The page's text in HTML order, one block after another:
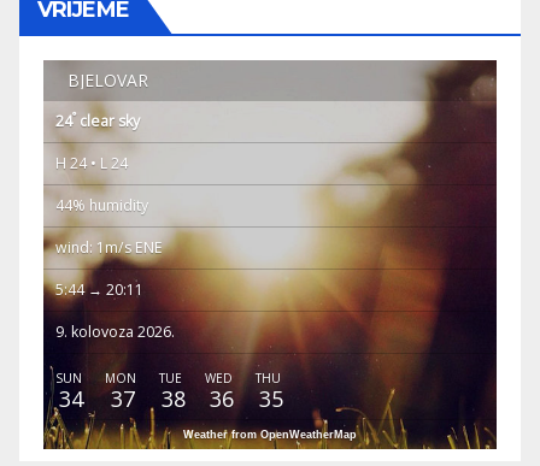
VRIJEME
BJELOVAR
24° clear sky
H 24 • L 24
44% humidity
wind: 1m/s ENE
5:44 → 20:11
9. kolovoza 2026.
SUN
34
MON
37
TUE
38
WED
36
THU
35
Weather from OpenWeatherMap